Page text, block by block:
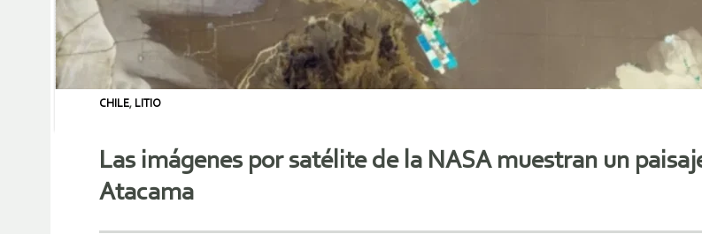
CHILE, LITIO
Las imágenes por satélite de la NASA muestran un
Atacama